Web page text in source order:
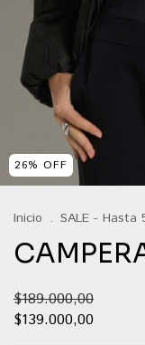
26% OFF
Inicio . SALE - Hasta
$189.000,00
$139.000,00